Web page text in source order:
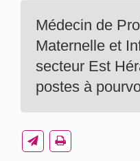
Médecin de
Maternelle et
secteur Est
postes à